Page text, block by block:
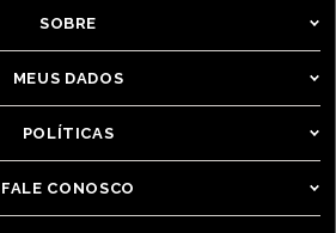
SOBRE
MEUS DADOS
POLÍTICAS
FALE CONOSCO